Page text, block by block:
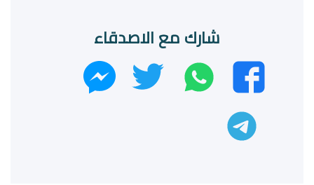
شارك مع الاصدقاء
فيسبوك
واتساب تويتر